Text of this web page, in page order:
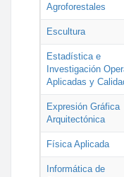
Agroforestales
Escultura
Estadística e
Investigación
Aplicadas y
Expresión Gráfica
Arquitectónica
Física Aplicada
Informática de